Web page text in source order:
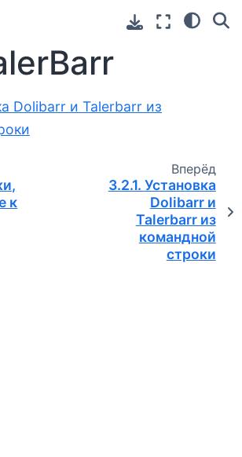
Dolibarr и Talerbarr из
к
Вперёд
3.2.1. Установка
Dolibarr и
Talerbarr из
командной
строки